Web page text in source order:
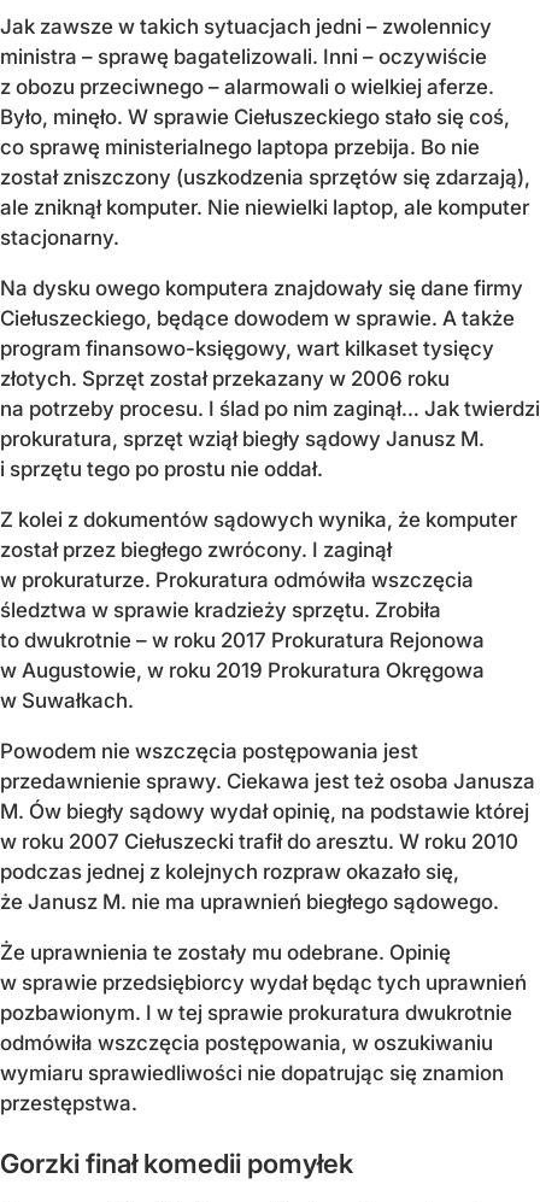
Jak zawsze w takich sytuacjach jedni – zwolennicy
ministra – sprawę bagatelizowali. Inni – oczywiście
z obozu przeciwnego – alarmowali o wielkiej aferze.
Było, minęło. W sprawie Ciełuszeckiego stało się coś,
co sprawę ministerialnego laptopa przebija. Bo nie
został zniszczony (uszkodzenia sprzętów się zdarzają),
ale zniknął komputer. Nie niewielki laptop, ale komputer
stacjonarny.
Na dysku owego komputera znajdowały się dane firmy
Ciełuszeckiego, będące dowodem w sprawie. A także
program finansowo-księgowy, wart kilkaset tysięcy
złotych. Sprzęt został przekazany w 2006 roku
na potrzeby procesu. I ślad po nim zaginął… Jak twierdzi
prokuratura, sprzęt wziął biegły sądowy Janusz M.
i sprzętu tego po prostu nie oddał.
Z kolei z dokumentów sądowych wynika, że komputer
został przez biegłego zwrócony. I zaginął
w prokuraturze. Prokuratura odmówiła wszczęcia
śledztwa w sprawie kradzieży sprzętu. Zrobiła
to dwukrotnie – w roku 2017 Prokuratura Rejonowa
w Augustowie, w roku 2019 Prokuratura Okręgowa
w Suwałkach.
Powodem nie wszczęcia postępowania jest
przedawnienie sprawy. Ciekawa jest też osoba Janusza
M. Ów biegły sądowy wydał opinię, na podstawie której
w roku 2007 Ciełuszecki trafił do aresztu. W roku 2010
podczas jednej z kolejnych rozpraw okazało się,
że Janusz M. nie ma uprawnień biegłego sądowego.
Że uprawnienia te zostały mu odebrane. Opinię
w sprawie przedsiębiorcy wydał będąc tych uprawnień
pozbawionym. I w tej sprawie prokuratura dwukrotnie
odmówiła wszczęcia postępowania, w oszukiwaniu
wymiaru sprawiedliwości nie dopatrując się znamion
przestępstwa.
Gorzki finał komedii pomyłek